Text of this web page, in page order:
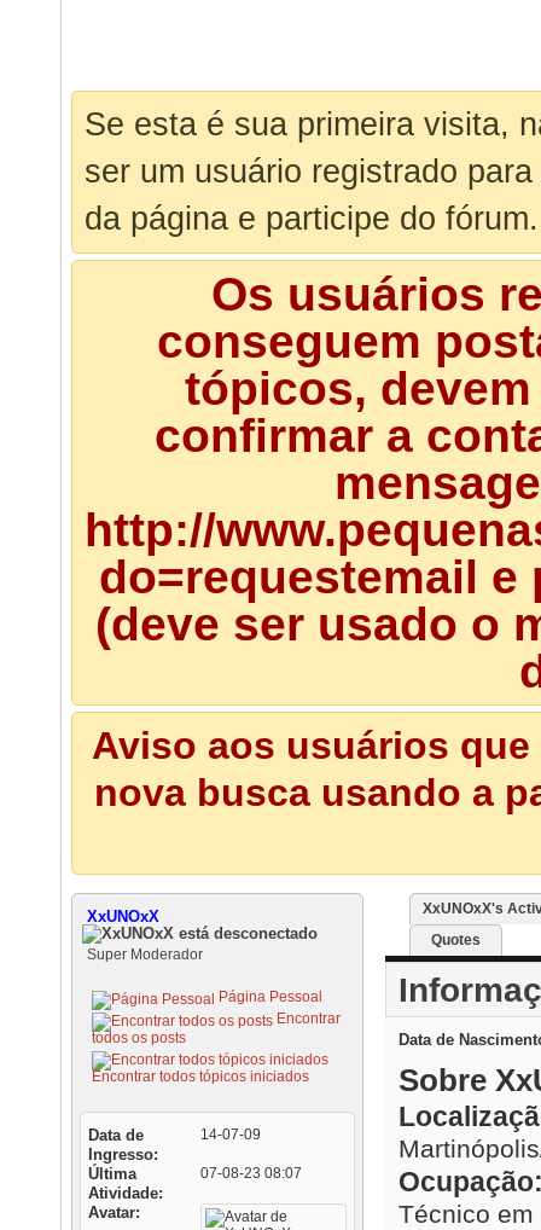
Se esta é sua primeira visita,
ser um usuário registrado
da página e participe do fórum.
Os usuários
conseguem
tópicos,
confirmar a
http://
do=requestemail
(deve ser usado o
Aviso aos usuários
nova busca usando a
XxUNOxX
Super Moderador
Página Pessoal
Encontrar
todos os posts
Encontrar todos tópicos iniciados
Data de
Ingresso
14-07-09
Última
Atividade
07-08-23 08:07
Avatar
XxUNOxX's
Quotes
Data de
Sobre
Técnico em